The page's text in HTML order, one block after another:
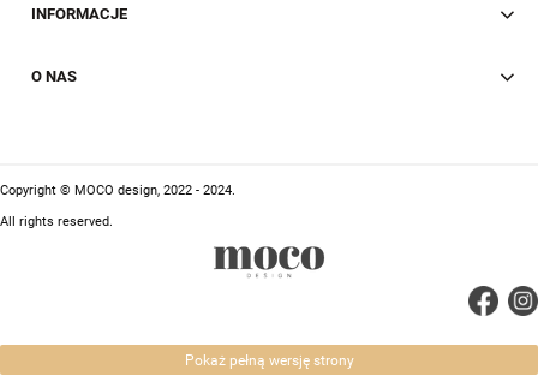
INFORMACJE
O NAS
Copyright © MOCO design, 2022 - 2024.
All rights reserved.
Pokaż pełną wersję strony